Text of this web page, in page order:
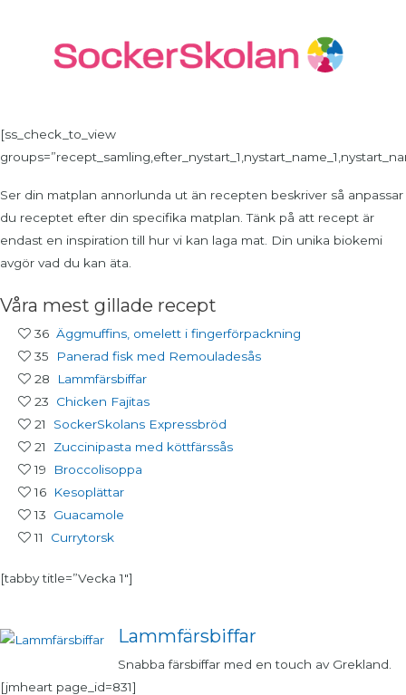
[ss_check_to_view
Ser din matplan annorlunda ut än recepten beskriver så anpassar
du receptet efter din specifika matplan. Tänk på att recept är
endast en inspiration till hur vi kan laga mat. Din unika biokemi
avgör vad du kan äta.
Våra mest gillade recept
36 Äggmuffins, omelett i fingerförpackning
35
Panerad fisk med Remouladesås
28
Lammfärsbiffar
23 Chicken Fajitas
21 SockerSkolans Expressbröd
21 Zuccinipasta med köttfärssås
19
Broccolisoppa
16
Kesoplättar
13 Guacamole
11 Currytorsk
[tabby title=”Vecka 1″]
Lammfärsbiffar
Snabba färsbiffar med en touch av Grekland.
[jmheart page_id=831]